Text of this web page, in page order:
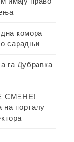
комора
сарадњи
га Дубравка
СМЕНЕ!
на порталу